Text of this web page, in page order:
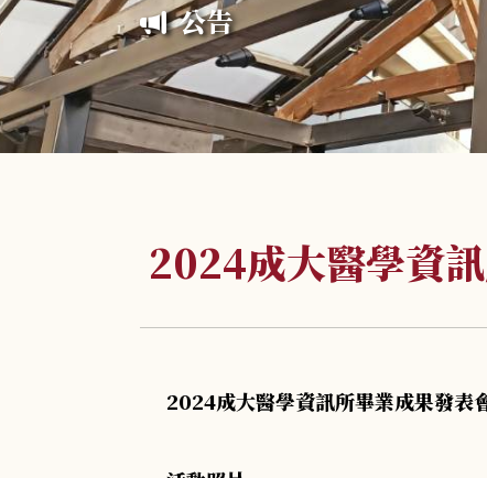
公告
2024成大醫學資
2024成大醫學資訊所畢業成果發表